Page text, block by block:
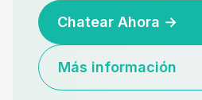
Chatear Ahora →
Más información